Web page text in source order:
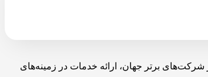
از شرکت‌های برتر جهان، ارائه خدمات در زمینه‌های